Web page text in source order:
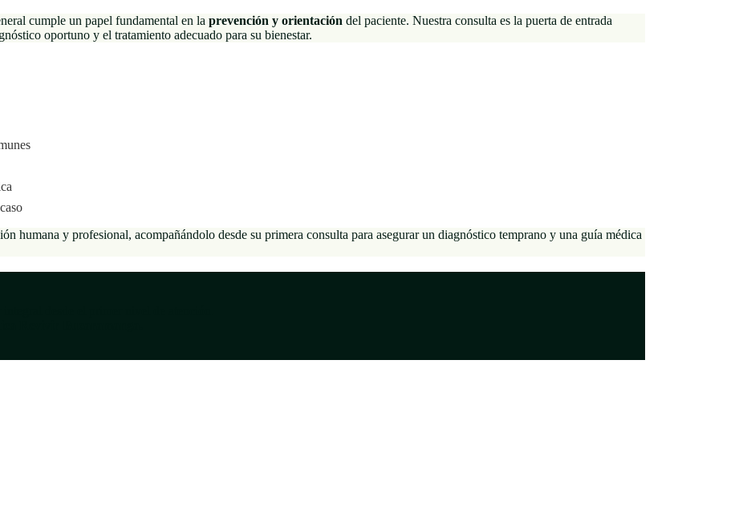
cumple un papel fundamental en la prevención y orientación del paciente. Nuestra consulta es la puerta de entrada
oportuno y el tratamiento adecuado para su bienestar.
humana y profesional, acompañándolo desde su primera consulta para asegurar un diagnóstico temprano y una guía médica